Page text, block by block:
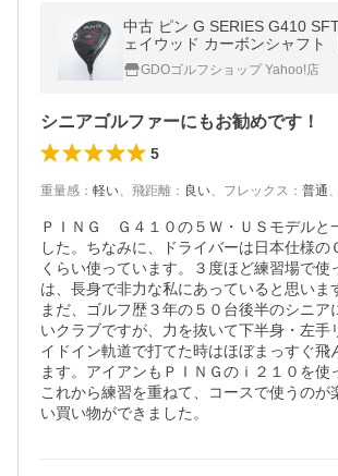
中古 ピン G SERIES G410
ェイウッド カーボンシャフト
GDOゴルフショップ Yahoo!店
シニアゴルファーにもお勧めです！
5
重量感 ： 軽い、 飛距離 ： 良い、 フレックス ： 普通、
ＰＩＮＧ　Ｇ４１０の５Ｗ・ＵＳモデルと
した。ちなみに、ドライバーは日本仕様の
くらい使っています。３度ほど練習場で使
は、長身で非力な私にあっていると思いま
まだ、ゴルフ歴３年の５０台後半のシニア
いクラブですが、力を抜いて下半身・左手
イドイン軌道で打てた時はほぼまっすぐ飛
ます。アイアンもＰＩＮＧのｉ２１０を使
これから練習を重ねて、コースで使うのが
い買い物ができました。